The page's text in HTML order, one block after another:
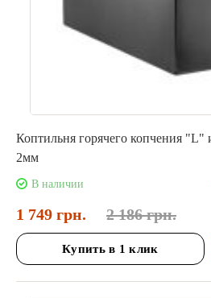
Коптильня горячего копчения "L"
2мм
В наличии
1 749 грн. 2 186 грн.
Купить в 1 клик